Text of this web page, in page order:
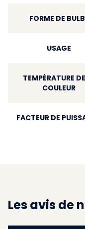
FORME DE
USAGE
TEMPÉRATURE
COULEUR
FACTEUR DE
Les avis de